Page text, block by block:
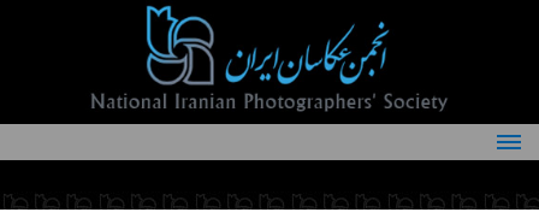
درباره انجمن
کمیته‌های انجمن